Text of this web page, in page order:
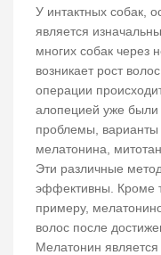
У интактных собак,
является
многих собак через
возникает рост
операции
алопецией уже
проблемы, варианты
мелатонина,
Эти различные
эффективны. Кроме
примеру,
волос после
Мелатонин